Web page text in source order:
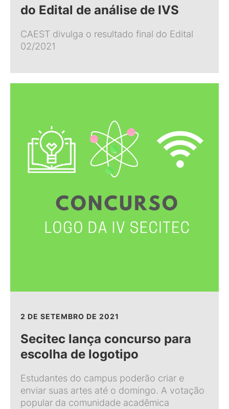
do Edital de análise de IVS
CAEST divulga o resultado final do Edital
02/2021
2 DE SETEMBRO DE 2021
Secitec lança concurso para
escolha de logotipo
Estudantes do campus poderão criar e
enviar suas artes até o domingo. A votação
popular da comunidade acadêmica